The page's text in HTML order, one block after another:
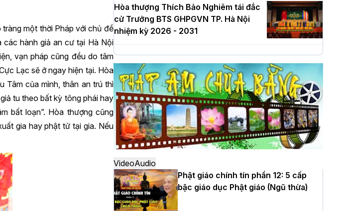
một thời Pháp với chủ đề
các hành giả an cư tại Hà Nội
vạn pháp cũng đều do tâm
Lạc sẽ ở ngay hiện tại. Hòa
Tâm của mình, thân an trú thì
tu theo bất kỳ tông phái hay
bất loạn”. Hòa thượng cũng
gia hay phật tử tại gia. Nếu
Hòa thượng Thích Bảo Nghiêm tái đắc
cử Trưởng BTS GHPGVN TP. Hà Nội
nhiệm kỳ 2026 - 2031
Hà Nội: Long trọng lễ khởi công xây
dựng Trung tâm văn hóa Phật giáo Thủ
đô
Hà Nội: Ngày tu học cuối cùng khép lại
khóa sinh hoạt Phật pháp mùa hè lần
thứ XIV tại chùa Bằng
Học yêu thương trong ngày tu tập thứ
tư của Khóa sinh hoạt Phật pháp mùa
VideoAudio
Phật giáo chính tín phần 12: 5 cấp
bậc giáo dục Phật giáo (Ngũ thừa)